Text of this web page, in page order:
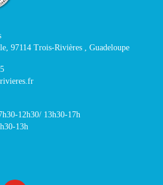
97114 Trois-Rivières , Guadeloupe
12h30/ 13h30-17h
13h